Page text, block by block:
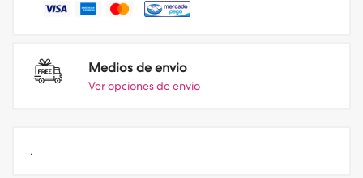
Medios de envio
Ver opciones de envio
.